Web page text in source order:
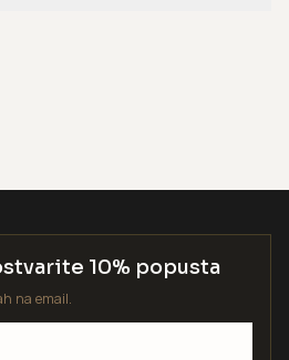
10% popusta
na email.